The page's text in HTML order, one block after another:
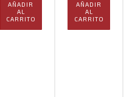
AÑADIR
AL
CARRITO
AÑADIR
AL
CARRITO